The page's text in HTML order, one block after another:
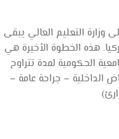
وزارة التعليم العالي يبقى
هذه الخطوة الأخيرة هي
الحكومية لمدة تتراوح
الداخلية – جراحة عامة –